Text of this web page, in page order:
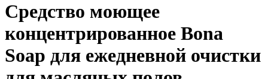
Средство моющее
концентрированное Bona
Soap для ежедневной очистки